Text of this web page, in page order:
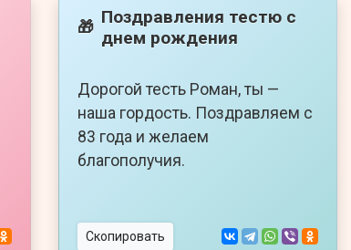
🎁 Поздравления тестю с
днем рождения
Дорогой тесть Роман, ты —
наша гордость. Поздравляем с
83 года и желаем
благополучия.
Скопировать